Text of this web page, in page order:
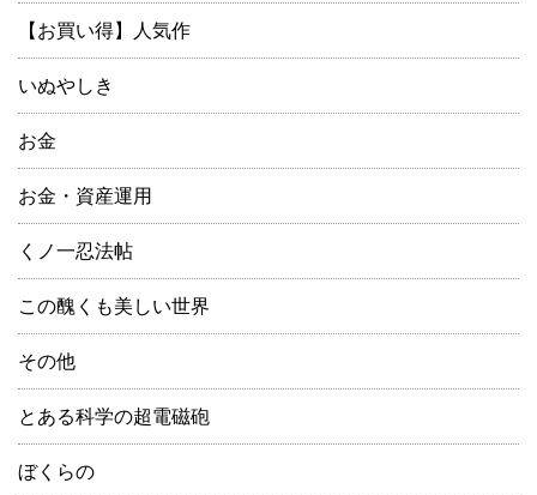
【お買い得】人気作
いぬやしき
お金
お金・資産運用
くノ一忍法帖
この醜くも美しい世界
その他
とある科学の超電磁砲
ぼくらの